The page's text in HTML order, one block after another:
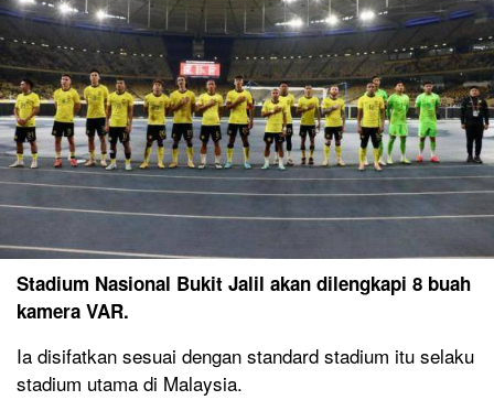
Stadium Nasional Bukit Jalil akan dilengkapi 8 buah
kamera VAR.
Ia disifatkan sesuai dengan standard stadium itu selaku
stadium utama di Malaysia.